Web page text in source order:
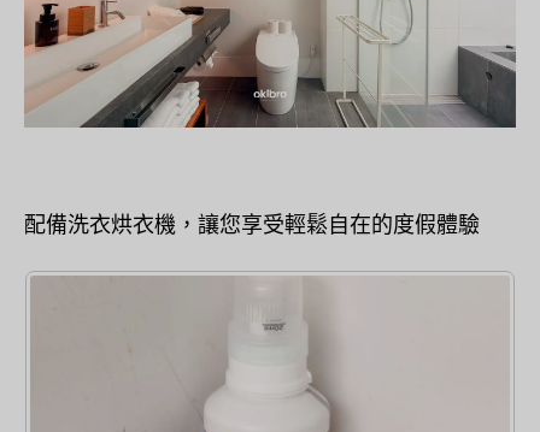
配備洗衣烘衣機，讓您享受輕鬆自在的度假體驗